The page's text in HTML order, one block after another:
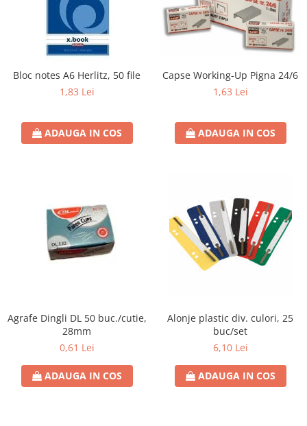
Bloc notes A6 Herlitz, 50 file
1,83 Lei
ADAUGA IN COS
Capse Working-Up Pigna 24/6
1,63 Lei
ADAUGA IN COS
Agrafe Dingli DL 50 buc./cutie,
28mm
0,61 Lei
ADAUGA IN COS
Alonje plastic div. culori, 25
buc/set
6,10 Lei
ADAUGA IN COS